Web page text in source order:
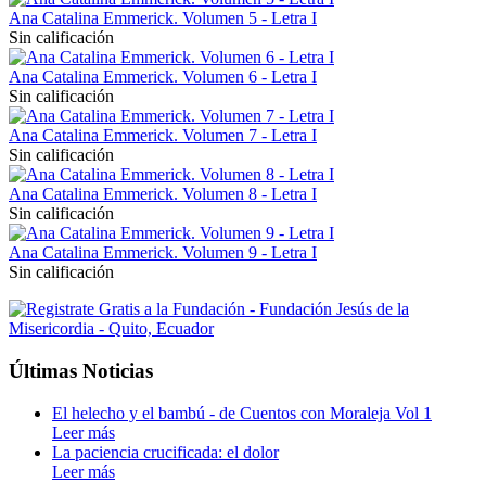
Ana Catalina Emmerick. Volumen 5 - Letra I
Sin calificación
Ana Catalina Emmerick. Volumen 6 - Letra I
Sin calificación
Ana Catalina Emmerick. Volumen 7 - Letra I
Sin calificación
Ana Catalina Emmerick. Volumen 8 - Letra I
Sin calificación
Ana Catalina Emmerick. Volumen 9 - Letra I
Sin calificación
Últimas Noticias
El helecho y el bambú - de Cuentos con Moraleja Vol 1
Leer más
La paciencia crucificada: el dolor
Leer más